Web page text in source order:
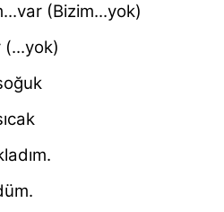
(Bizim...yok)
(...yok)